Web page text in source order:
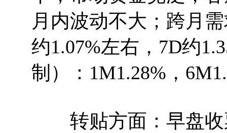
月内波动不大；跨月
约1.07%左右，7D约
制）：1M1.28%，
转贴方面：早盘收